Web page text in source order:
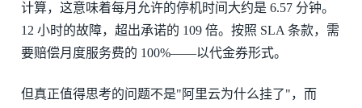
计算，这意味着每月允许的停机时间大约是 6.57 分钟。
12 小时的故障，超出承诺的 109 倍。按照 SLA 条款，需
要赔偿月度服务费的 100%——以代金券形式。
但真正值得思考的问题不是"阿里云为什么挂了"，而